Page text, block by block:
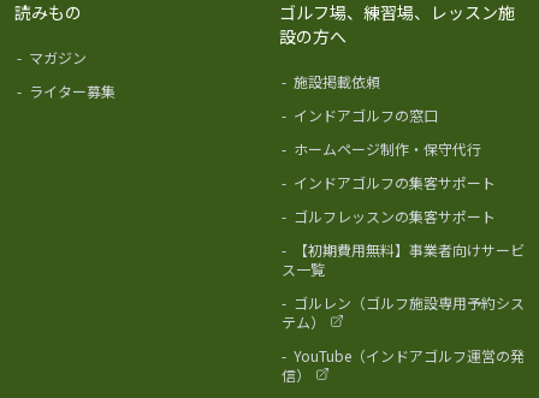
読みもの
- マガジン
- ライター募集
ゴルフ場、練習場、レッスン施
設の方へ
- 施設掲載依頼
- インドアゴルフの窓口
- ホームページ制作・保守代行
- インドアゴルフの集客サポート
- ゴルフレッスンの集客サポート
-
【初期費用無料】事業者向けサービ
ス一覧
- ゴルレン（ゴルフ施設専用予約シス
テム）
- YouTube（インドアゴルフ運営の発
信）